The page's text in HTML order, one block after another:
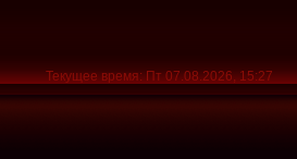
Текущее время: Пт 07.08.2026, 15:27